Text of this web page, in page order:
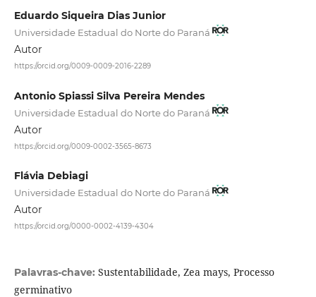
Eduardo Siqueira Dias Junior
Universidade Estadual do Norte do Paraná
Autor
https://orcid.org/0009-0009-2016-2289
Antonio Spiassi Silva Pereira Mendes
Universidade Estadual do Norte do Paraná
Autor
https://orcid.org/0009-0002-3565-8673
Flávia Debiagi
Universidade Estadual do Norte do Paraná
Autor
https://orcid.org/0000-0002-4139-4304
Palavras-chave: Sustentabilidade, Zea mays, Processo
germinativo